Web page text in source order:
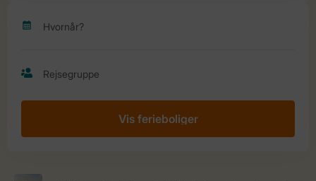
Vis ferieboliger